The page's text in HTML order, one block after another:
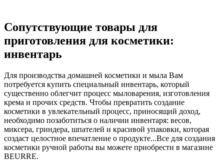
Сопутствующие товары для
приготовления для косметики:
инвентарь
Для производства домашней косметики и мыла Вам
потребуется купить специальный инвентарь, который
существенно облегчит процесс мыловарения, изготовления
крема и прочих средств. Чтобы превратить создание
косметики в увлекательный процесс, приносящий доход,
необходимо позаботиться о наличии инвентаря: весов,
миксера, гриндера, шпателей и красивой упаковки, которая
создаст целостное впечатление о продукте...Все для создания
косметики ручной работы вы можете приобрести в магазине
BEURRE.